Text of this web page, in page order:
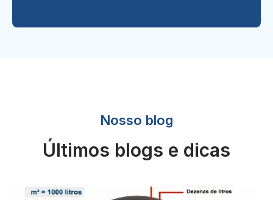
Nosso blog
Últimos blogs e dicas